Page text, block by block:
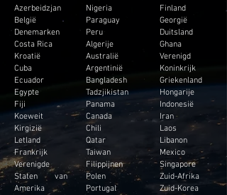
Azerbeidzjan
België
Denemarken
Costa Rica
Kroatië
Cuba
Ecuador
Egypte
Fiji
Koeweit
Kirgizië
Letland
Frankrijk
Verenigde
Staten van
Amerika
Nigeria
Paraguay
Peru
Algerije
Australië
Argentinië
Bangladesh
Tadzjikistan
Panama
Canada
Chili
Qatar
Taiwan
Filippijnen
Polen
Portugal
Finland
Georgië
Duitsland
Ghana
Verenigd
Koninkrijk
Griekenland
Hongarije
Indonesië
Iran
Laos
Libanon
Mexico
Singapore
Zuid-Afrika
Zuid-Korea